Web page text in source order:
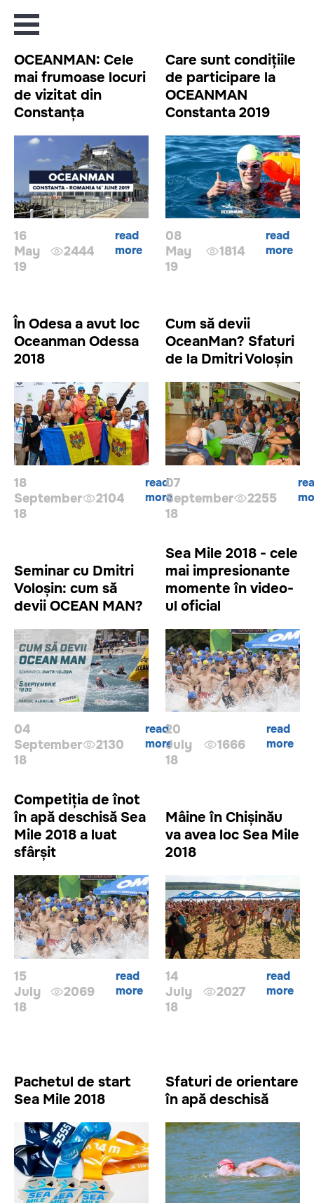
OCEANMAN: Cele
mai frumoase locuri
de vizitat din
Constanța
16
May
19
2444
read
more
Care sunt condițiile
de participare la
OCEANMAN
Constanta 2019
08
May
19
1814
read
more
În Odesa a avut loc
Oceanman Odessa
2018
18
September
18
2104
read
more
Cum să devii
OceanMan? Sfaturi
de la Dmitri Voloșin
07
September
18
2255
Seminar cu Dmitri
Voloșin: cum să
devii OCEAN MAN?
04
September
18
2130
read
more
Sea Mile 2018 - cele
mai impresionante
momente în video-
ul oficial
20
July
18
1666
read
more
Competiția de înot
în apă deschisă Sea
Mile 2018 a luat
sfârșit
15
July
18
2069
read
more
Mâine în Chișinău
va avea loc Sea Mile
2018
14
July
18
2027
read
more
Pachetul de start
Sea Mile 2018
Sfaturi de orientare
în apă deschisă